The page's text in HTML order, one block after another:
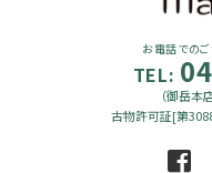
お電話での
TEL:
（御岳本
古物許可証[第